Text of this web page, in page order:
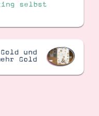
selbst
und
Gold